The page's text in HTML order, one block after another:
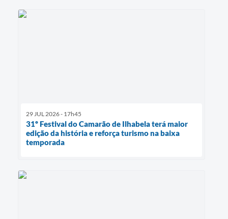
29 JUL 2026 - 17h45
31º Festival do Camarão de Ilhabela terá maior
edição da história e reforça turismo na baixa
temporada